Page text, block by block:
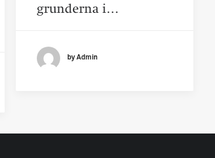
grunderna i…
by Admin